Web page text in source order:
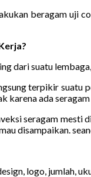
beragam uji
dari suatu
terpikir suatu
karena ada
seragam mesti
disampaikan.
logo, jumlah,